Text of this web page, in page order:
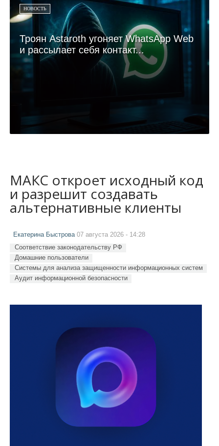
НОВОСТЬ
Троян Astaroth угоняет WhatsApp Web
и рассылает себя контакт...
МАКС откроет исходный код
и разрешит создавать
альтернативные клиенты
Екатерина Быстрова 07 августа 2026 - 14:28
Соответствие законодательству РФ
Домашние пользователи
Системы для анализа защищенности информационных систем
Аудит информационной безопасности